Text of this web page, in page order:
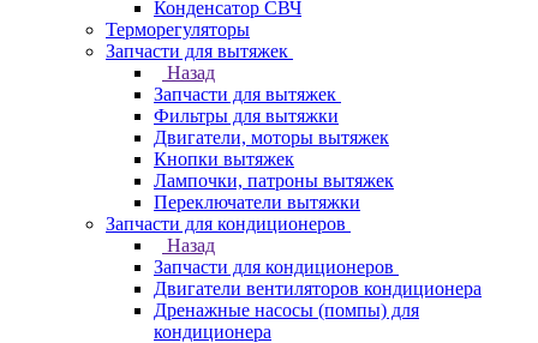
Конденсатор СВЧ
Терморегуляторы
Запчасти для вытяжек
Назад
Запчасти для вытяжек
Фильтры для вытяжки
Двигатели, моторы вытяжек
Кнопки вытяжек
Лампочки, патроны вытяжек
Переключатели вытяжки
Запчасти для кондиционеров
Назад
Запчасти для кондиционеров
Двигатели вентиляторов кондиционера
Дренажные насосы (помпы) для
кондиционера